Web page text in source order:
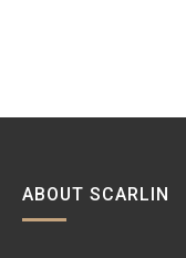
ABOUT SCARLIN